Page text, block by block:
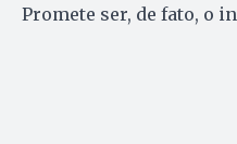
Promete ser, de fato, o